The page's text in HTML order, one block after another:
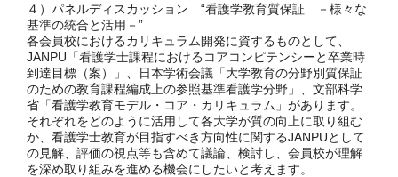
４）パネルディスカッション “看護学教育質保証 －様々な
基準の統合と活用－”
各会員校におけるカリキュラム開発に資するものとして、
JANPU「看護学士課程におけるコアコンピテンシーと卒業時
到達目標（案）」、日本学術会議「大学教育の分野別質保証
のための教育課程編成上の参照基準看護学分野」、文部科学
省「看護学教育モデル・コア・カリキュラム」があります。
それぞれをどのように活用して各大学が質の向上に取り組む
か、看護学士教育が目指すべき方向性に関するJANPUとして
の見解、評価の視点等も含めて議論、検討し、会員校が理解
を深め取り組みを進める機会にしたいと考えます。